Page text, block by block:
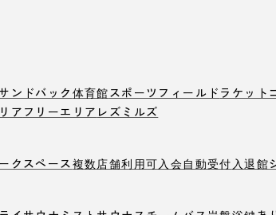
サンドバック 体育館スポーツフィールド ラケット
ア フリーエリア レズミルズ
クスペース複数店舗利用可入会自動受付 入退館